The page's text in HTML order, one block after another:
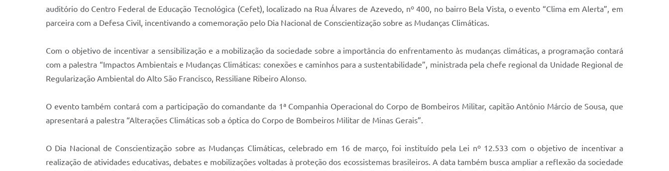
auditório do Centro Federal de Educação Tecnológica (Cefet), localizado na Rua Álvares de Azevedo, nº 400, no bairro Bela Vista, o evento “Clima em Alerta”, em
parceira com a Defesa Civil, incentivando a comemoração pelo Dia Nacional de Conscientização sobre as Mudanças Climáticas.
Com o objetivo de incentivar a sensibilização e a mobilização da sociedade sobre a importância do enfrentamento às mudanças climáticas, a programação contará
com a palestra “Impactos Ambientais e Mudanças Climáticas: conexões e caminhos para a sustentabilidade”, ministrada pela chefe regional da Unidade Regional de
Regularização Ambiental do Alto São Francisco, Ressiliane Ribeiro Alonso.
O evento também contará com a participação do comandante da 1ª Companhia Operacional do Corpo de Bombeiros Militar, capitão Antônio Márcio de Sousa, que
apresentará a palestra “Alterações Climáticas sob a óptica do Corpo de Bombeiros Militar de Minas Gerais”.
O Dia Nacional de Conscientização sobre as Mudanças Climáticas, celebrado em 16 de março, foi instituído pela Lei nº 12.533 com o objetivo de incentivar a
realização de atividades educativas, debates e mobilizações voltadas à proteção dos ecossistemas brasileiros. A data também busca ampliar a reflexão da sociedade